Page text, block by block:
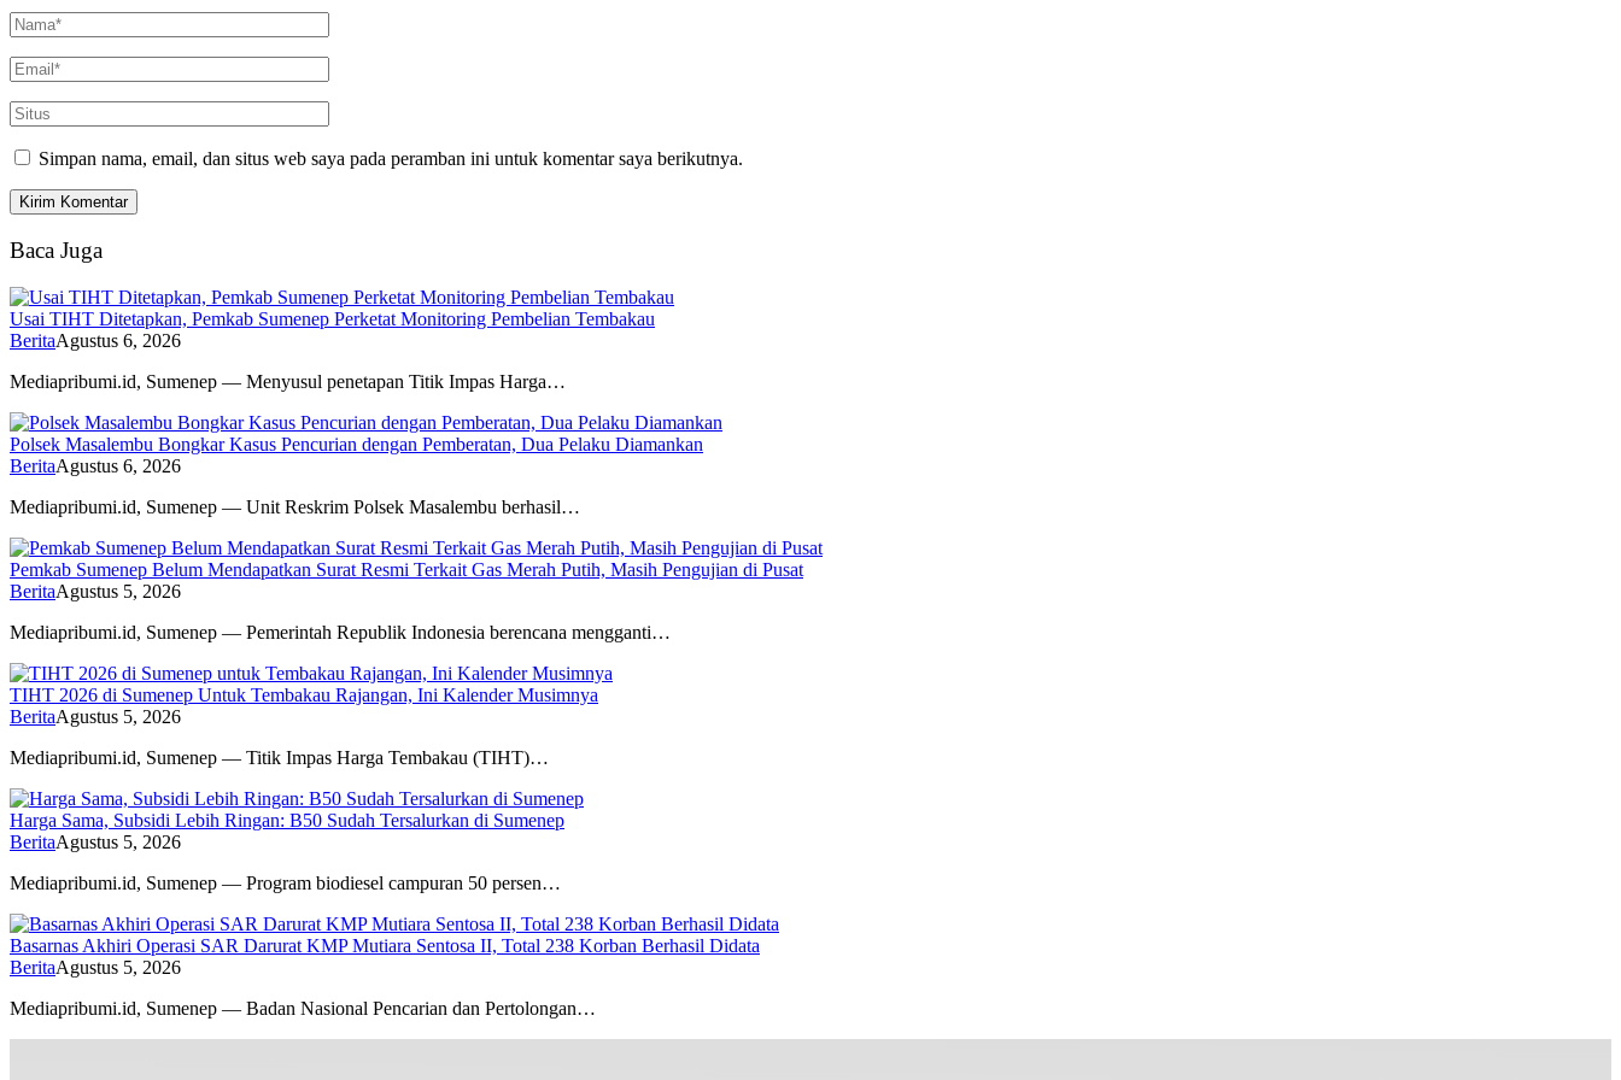
Simpan nama, email, dan situs web saya pada peramban ini untuk komentar saya berikutnya.
Baca Juga
Usai TIHT Ditetapkan, Pemkab Sumenep Perketat Monitoring Pembelian Tembakau
BeritaAgustus 6, 2026
Mediapribumi.id, Sumenep — Menyusul penetapan Titik Impas Harga…
Polsek Masalembu Bongkar Kasus Pencurian dengan Pemberatan, Dua Pelaku Diamankan
BeritaAgustus 6, 2026
Mediapribumi.id, Sumenep — Unit Reskrim Polsek Masalembu berhasil…
Pemkab Sumenep Belum Mendapatkan Surat Resmi Terkait Gas Merah Putih, Masih Pengujian di Pusat
BeritaAgustus 5, 2026
Mediapribumi.id, Sumenep — Pemerintah Republik Indonesia berencana mengganti…
TIHT 2026 di Sumenep Untuk Tembakau Rajangan, Ini Kalender Musimnya
BeritaAgustus 5, 2026
Mediapribumi.id, Sumenep — Titik Impas Harga Tembakau (TIHT)…
Harga Sama, Subsidi Lebih Ringan: B50 Sudah Tersalurkan di Sumenep
BeritaAgustus 5, 2026
Mediapribumi.id, Sumenep — Program biodiesel campuran 50 persen…
Basarnas Akhiri Operasi SAR Darurat KMP Mutiara Sentosa II, Total 238 Korban Berhasil Didata
BeritaAgustus 5, 2026
Mediapribumi.id, Sumenep — Badan Nasional Pencarian dan Pertolongan…